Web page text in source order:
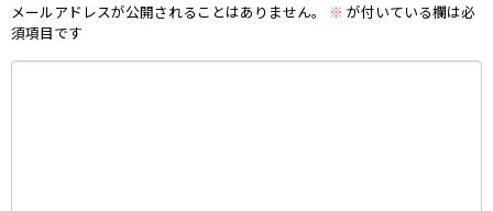
メールアドレスが公開されることはありません。 ※ が付いている欄は必
須項目です